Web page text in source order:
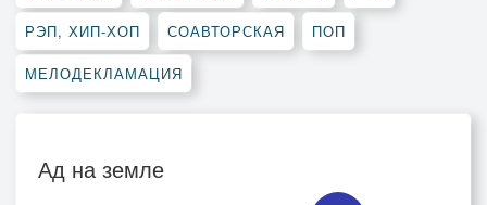
РЭП, ХИП-ХОП СОАВТОРСКАЯ ПОП
МЕЛОДЕКЛАМАЦИЯ
Ад на земле